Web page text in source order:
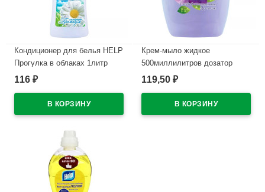
Кондиционер для белья HELP
Прогулка в облаках 1литр
В наличии
116 ₽
Крем-мыло жидкое
500миллилитров дозатор
HELP антибактериальный
119,50 ₽